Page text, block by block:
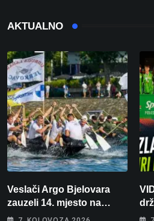
AKTUALNO
Veslači Argo Bjelovara
zauzeli 14. mjesto na
brzincu